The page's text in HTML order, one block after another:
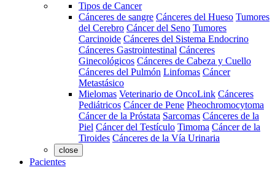
Tipos de Cancer
Cánceres de sangre Cánceres del Hueso Tumores
del Cerebro Cáncer del Seno Tumores
Carcinoide Cánceres del Sistema Endocrino
Cánceres Gastrointestinal Cánceres
Ginecológicos Cánceres de Cabeza y Cuello
Cánceres del Pulmón Linfomas Cáncer
Metastásico
Mielomas Veterinario de OncoLink Cánceres
Pediátricos Cáncer de Pene Pheochromocytoma
Cáncer de la Próstata Sarcomas Cánceres de la
Piel Cáncer del Testículo Timoma Cáncer de la
Tiroides Cánceres de la Vía Urinaria
close
Pacientes